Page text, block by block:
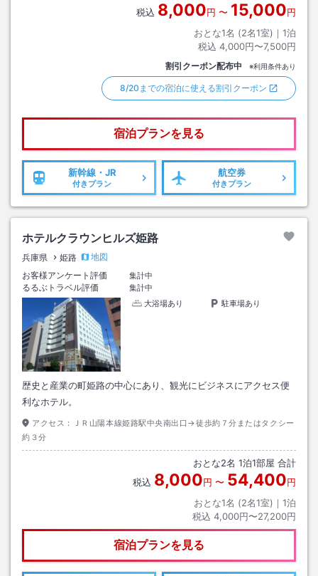
税込 8,000円 〜 15,000円
おとな1名 (2名1室)｜ 1泊
税込 4,000円〜7,500円
割引クーポン配布中 ※利用条件あり
8/20までの宿泊に使える割引クーポン
宿泊プランを見る
新幹線・JR
付きプラン
航空券
付きプラン
ホテルクラウンヒルズ姫路
兵庫県 姫路
地図
お客様アンケート評価
集計中
るるぶトラベル評価
集計中
大浴場あり
駐車場あり
歴史と産業の町姫路の中心にあり、観光にビジネスにアクセス便
利なホテル。
アクセス：
ＪＲ山陽本線姫路駅中央南出口→徒歩約７分またはタクシー
約３分
おとな2名 1泊1部屋 合計
税込 8,000円 〜 54,400円
おとな1名 (2名1室)｜ 1泊
税込 4,000円〜27,200円
宿泊プランを見る